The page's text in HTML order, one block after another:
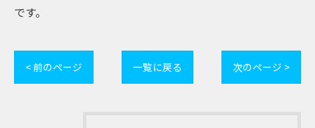
です。
< 前のページ 一覧に戻る 次のページ >